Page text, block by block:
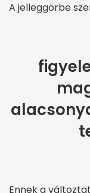
A jelleggörbe
Ennek a